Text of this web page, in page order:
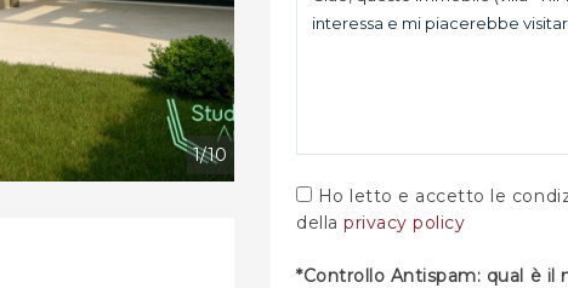
1/10
Ho letto e accetto le
dellaprivacy policy
*Controllo Antispam: qual è il